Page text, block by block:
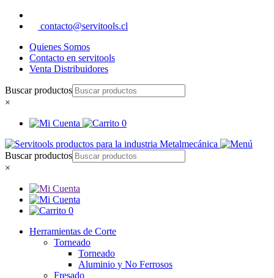
contacto@servitools.cl
Quienes Somos
Contacto en servitools
Venta Distribuidores
Buscar productos
×
0
Buscar productos
×
0
Herramientas de Corte
Torneado
Torneado
Aluminio y No Ferrosos
Fresado